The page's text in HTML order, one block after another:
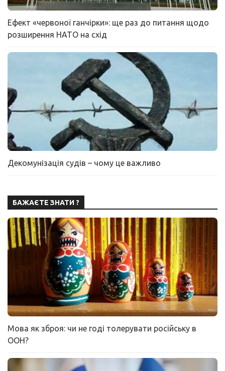
Ефект «червоної ганчірки»: ще раз до питання щодо
розширення НАТО на схід
Декомунізація судів – чому це важливо
БАЖАЄТЕ ЗНАТИ ?
Мова як зброя: чи не годі толерувати російську в
ООН?